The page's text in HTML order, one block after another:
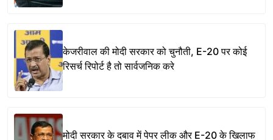
केजरीवाल की मोदी सरकार को चुनौती, E-20 पर कोई
रिसर्च रिपोर्ट है तो सार्वजनिक करे
मोदी सरकार के दबाव में पेपर लीक और E-20 के खिलाफ